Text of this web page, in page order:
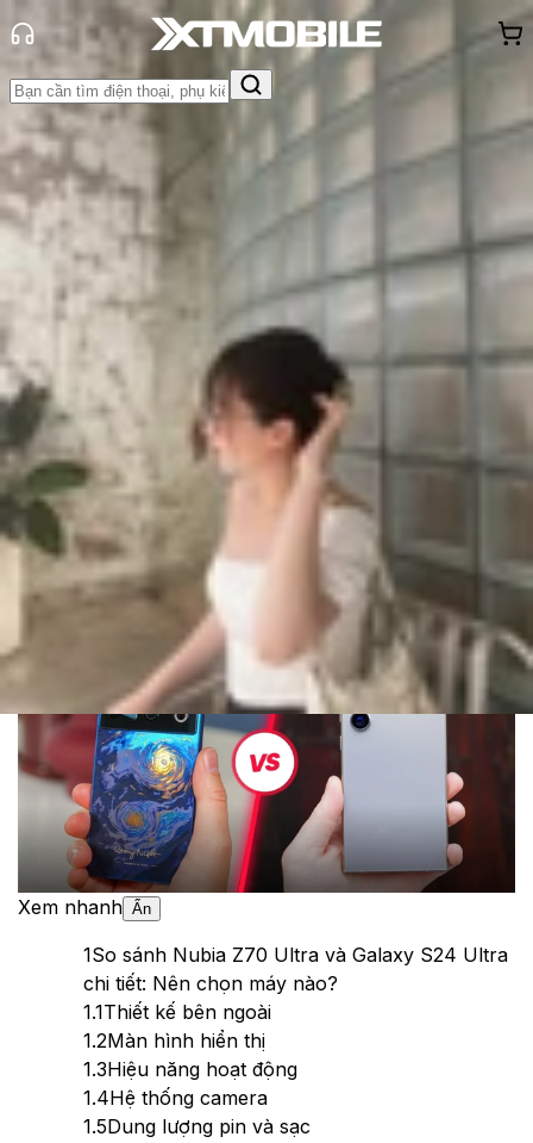
Trang chủ
Tin tức
So Sánh
Tin Mới
Đánh Giá - Trên Tay
Khuyến
Thủ thuật Thông báoKhách
hàng - Sự kiện
So sánh nubia Z70 Ultra và Galaxy
S24 Ultra: Flagship nào đáng tiền
hơn?
Triệu Vy
Ngày đăng: 13/06/2025
Cập nhật:13/06/2025
Theo dõi XTMobile trên
Xem nhanh Ẩn
1So sánh Nubia Z70 Ultra và Galaxy S24 Ultra
chi tiết: Nên chọn máy nào?
1.1Thiết kế bên ngoài
1.2Màn hình hiển thị
1.3Hiệu năng hoạt động
1.4Hệ thống camera
1.5Dung lượng pin và sạc